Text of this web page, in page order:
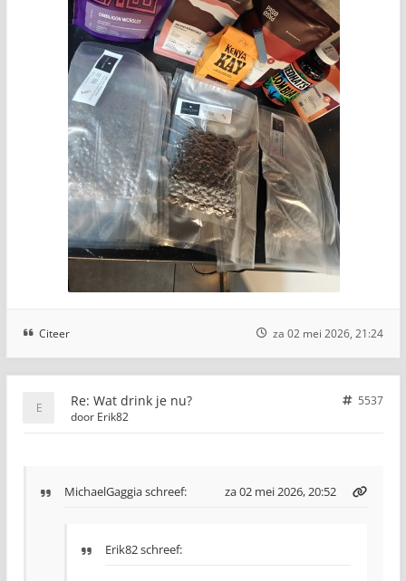
Citeer za 02 mei 2026, 21:24
Re: Wat drink je nu?
5537
door Erik82
MichaelGaggiaschreef: za 02 mei 2026, 20:52
Erik82 schreef: